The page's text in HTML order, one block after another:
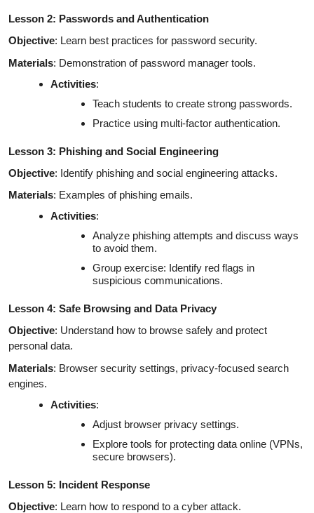
Lesson 2: Passwords and Authentication
Objective: Learn best practices for password security.
Materials: Demonstration of password manager tools.
Activities:
Teach students to create strong passwords.
Practice using multi-factor authentication.
Lesson 3: Phishing and Social Engineering
Objective: Identify phishing and social engineering attacks.
Materials: Examples of phishing emails.
Activities:
Analyze phishing attempts and discuss ways
to avoid them.
Group exercise: Identify red flags in
suspicious communications.
Lesson 4: Safe Browsing and Data Privacy
Objective: Understand how to browse safely and protect
personal data.
Materials: Browser security settings, privacy-focused search
engines.
Activities:
Adjust browser privacy settings.
Explore tools for protecting data online (VPNs,
secure browsers).
Lesson 5: Incident Response
Objective: Learn how to respond to a cyber attack.